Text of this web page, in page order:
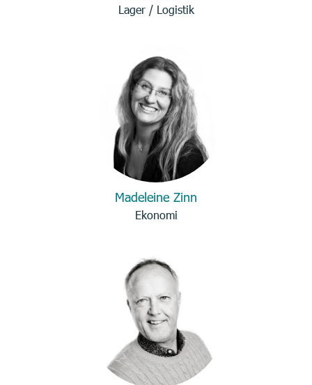
Lager / Logistik
Madeleine Zinn
Ekonomi